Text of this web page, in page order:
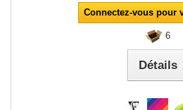
Connectez-vous pour
6
Détails